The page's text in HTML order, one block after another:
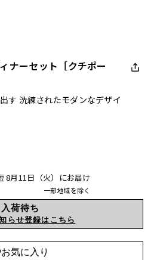
ナーセット［クチポー
す 洗練されたモダンなデザイ
8月11日（火）にお届け
一部地域を除く
入荷待ち
らせ登録はこちら
お気に入り